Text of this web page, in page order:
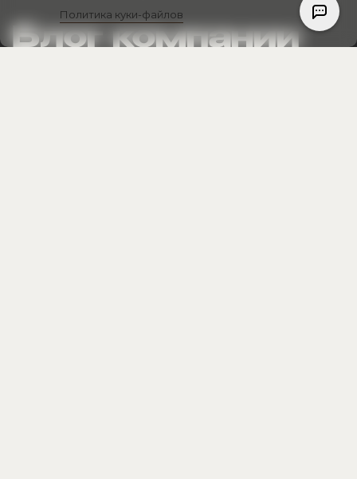
Блог компании
Политика куки-файлов